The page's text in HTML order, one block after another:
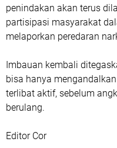
penindakan akan terus
partisipasi masyarakat
melaporkan peredaran
Imbauan kembali
bisa hanya
terlibat aktif, sebelum
berulang.
Editor Cor